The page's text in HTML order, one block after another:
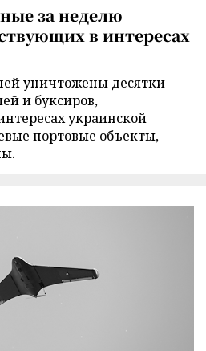
за неделю
в интересах
уничтожены десятки
и буксиров,
украинской
портовые объекты,